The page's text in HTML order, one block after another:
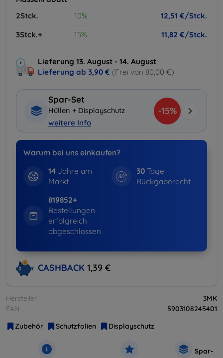
2Stck.
10%
12,51 €/Stck.
3Stck.+
15% 11,82 €/Stck.
Lieferung 13. August - 14. August
Lieferung ab 3,90 € (Frei von 80,00 €)
Spar-Set
Hüllen + Displayschutz
weitere Info
-15%
Warum bei uns einkaufen?
14Jahre am
Markt
30 Tage
Rückgaberecht
819852+
Bestellungen
erfolgreich
abgeschlossen
CASHBACK 1,39 €
Hersteller
3MK
EAN
5903108245401
Zubehör
Schutzfolien Displayschutz
Spar-